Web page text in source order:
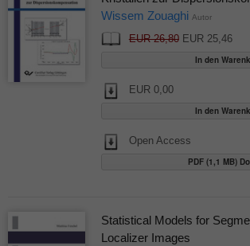
Wissem Zouaghi Autor
EUR 26,80EUR 25,46
EUR 0,00
Open Access
PDF (1,1 MB)
Statistical Models for
Localizer Images